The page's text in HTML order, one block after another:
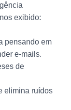
exibido:
pensando em
e-mails.
de
elimina ruídos